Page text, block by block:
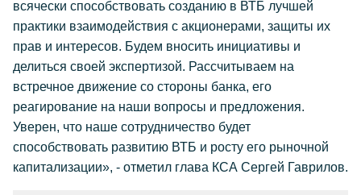
всячески способствовать созданию в ВТБ лучшей
практики взаимодействия с акционерами, защиты их
прав и интересов. Будем вносить инициативы и
делиться своей экспертизой. Рассчитываем на
встречное движение со стороны банка, его
реагирование на наши вопросы и предложения.
Уверен, что наше сотрудничество будет
способствовать развитию ВТБ и росту его рыночной
капитализации», - отметил глава КСА Сергей Гаврилов.